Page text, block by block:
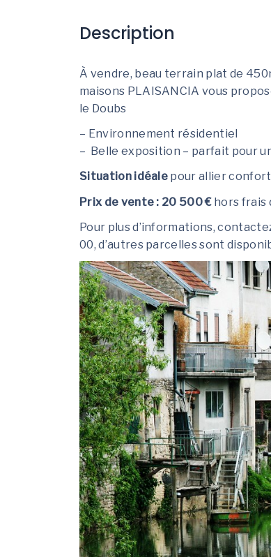
Description
À vendre, beau terrain plat de
maisons PLAISANCIA vous
le Doubs
– Environnement résidentiel
– Belle exposition – parfait pour
Situation idéale pour allier
Prix de vente : 20 500 €hors frais
Pour plus d’informations,
00, d’autres parcelles sont